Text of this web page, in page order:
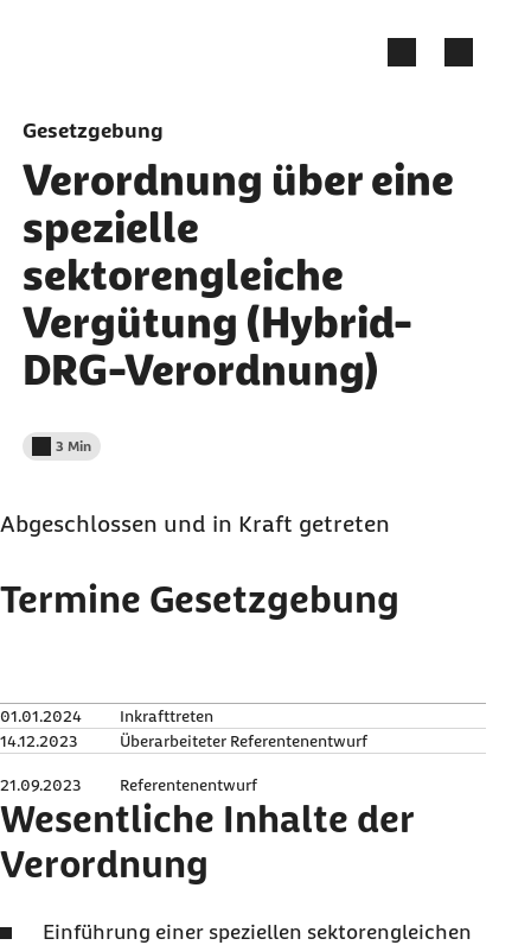
Gesetzgebung
Verordnung über eine
spezielle
sektorengleiche
Vergütung (Hybrid-
DRG-Verordnung)
Lesedauer weniger als
3 Min
Abgeschlossen und in Kraft getreten
Termine Gesetzgebung
01.01.2024
Inkrafttreten
14.12.2023
Überarbeiteter Referentenentwurf
21.09.2023 Referentenentwurf
Wesentliche Inhalte der
Verordnung
Einführung einer speziellen sektorengleichen